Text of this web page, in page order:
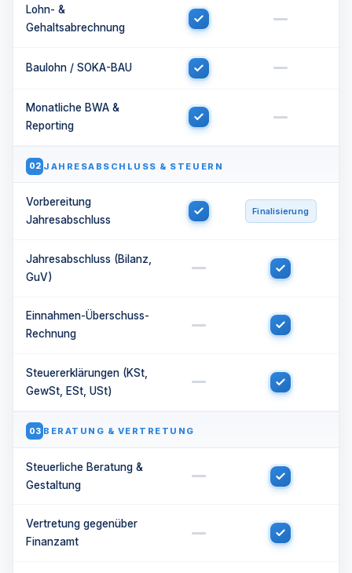
Lohn- &
Gehaltsabrechnung
Baulohn / SOKA-BAU
Monatliche BWA &
Reporting
02 JAHRESABSCHLUSS & STEUERN
Vorbereitung
Jahresabschluss
Finalisierung
Jahresabschluss (Bilanz,
GuV)
Einnahmen-Überschuss-
Rechnung
Steuererklärungen (KSt,
GewSt, ESt, USt)
03 BERATUNG & VERTRETUNG
Steuerliche Beratung &
Gestaltung
Vertretung gegenüber
Finanzamt